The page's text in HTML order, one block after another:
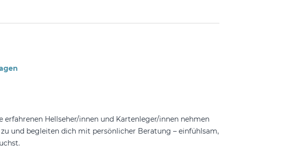
erfahrenen Hellseher/innen und Kartenleger/innen nehmen
und begleiten dich mit persönlicher Beratung – einfühlsam,